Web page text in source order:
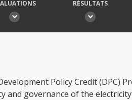
RÉSULTATS
Policy Credit (DPC)
governance of the